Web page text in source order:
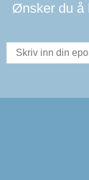
Ønsker du å